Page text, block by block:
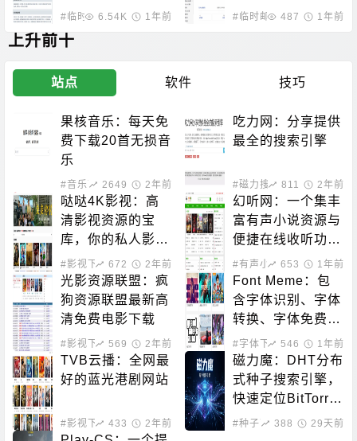
邮箱
#临时邮箱6.54K 1年前
免费服务搭建的临
#临时邮箱487 1年前
上升前十
站点 软件 技巧
果核音乐：每天免
费下载20首无损音
乐
#音乐下载2649 2年前
吃力网：分享提供
最全的搜索引擎
#磁力搜索 811 2年前
哒哒4K影视：高
清影视资源的宝
库，你的私人影院
新选择！
#影视下载 672 2年前
幻听网：一个集丰
富有声小说资源与
便捷在线收听功能
于一体的平台
#有声小说653 1年前
光影资源联盟：疯
狗资源联盟最新高
清免费电影下载
#影视下载 569 2年前
Font Meme：包
含字体识别、字体
转换、字体免费下
载的站点
#字体下载546 1年前
TVB云播：全网最
好的蓝光港剧网站
#影视下载 #在线影音
433 2年前
磁力魔：DHT分布
式种子搜索引擎，
快速定位BitTorre
nt资源
#种子下载 #磁力搜索
388 29天前